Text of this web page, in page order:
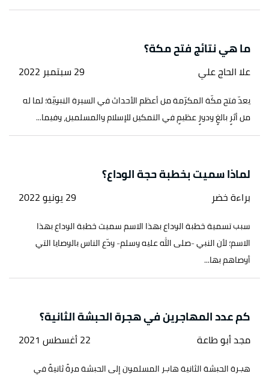
ما هي نتائج فتح مكة؟
علا الحاج علي 29 سبتمبر 2022
يعدّ فتح مكّة المكرّمة من أعظم الأحداث في السيرة النبويّة؛ لما له
من أثرٍ بالغٍ ودورٍ عظيمٍ في التمكين للإسلام والمسلمين، وفيما...
لماذا سميت بخطبة حجة الوداع؟
براءة خضر 29 يونيو 2022
سبب تسمية خطبة الوداع بهذا الاسم سميت خطبة الوداع بهذا
الاسم؛ لأن النبي -صلى الله عليه وسلم- ودّع الناس بالوصايا التي
أوصاهم بها...
كم عدد المهاجرين في هجرة الحبشة الثانية؟
مجد أبو طاعة 22 أغسطس 2021
هجرة الحبشة الثانية هاجر المسلمون إلى الحبشة مرةً ثانيةً في